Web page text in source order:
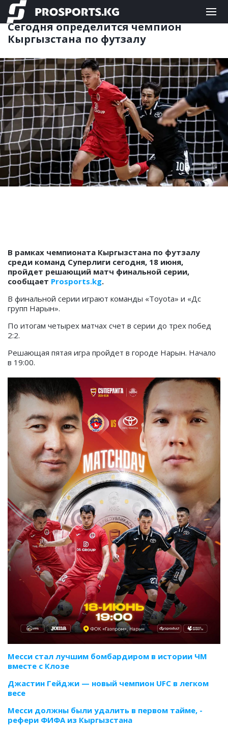
ФУТЗАЛ 18.06.2026 11:33
Сегодня определится чемпион
Кыргызстана по футзалу
В рамках чемпионата Кыргызстана по футзалу
среди команд Суперлиги сегодня, 18 июня,
пройдет решающий матч финальной серии,
сообщает Prosports.kg.
В финальной серии играют команды «Toyota» и «Дс
групп Нарын».
По итогам четырех матчах счет в серии до трех побед
2:2.
Решающая пятая игра пройдет в городе Нарын. Начало
в 19:00.
Месси стал лучшим бомбардиром в истории ЧМ
вместе с Клозе
Джастин Гейджи — новый чемпион UFC в легком
весе
Месси должны были удалить в первом тайме, -
рефери ФИФА из Кыргызстана